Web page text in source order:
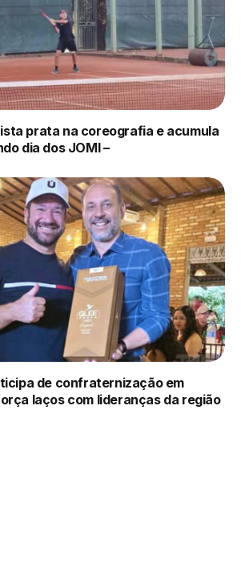
prata na coreografia e acumula
dia dos JOMI –
de confraternização em
laços com lideranças da região